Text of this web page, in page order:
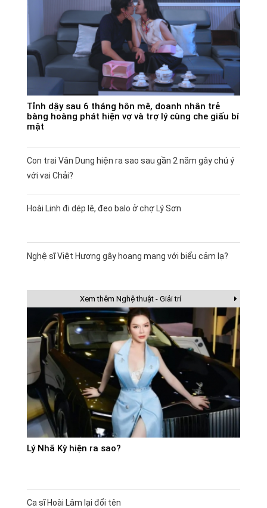
Tỉnh dậy sau 6 tháng hôn mê, doanh nhân trẻ
bàng hoàng phát hiện vợ và trợ lý cùng che giấu bí
mật
Con trai Vân Dung hiện ra sao sau gần 2 năm gây chú ý
với vai Chải?
Hoài Linh đi dép lê, đeo balo ở chợ Lý Sơn
Nghệ sĩ Việt Hương gây hoang mang với biểu cảm lạ?
Xem thêm Nghệ thuật - Giải trí
Lý Nhã Kỳ hiện ra sao?
Ca sĩ Hoài Lâm lại đổi tên